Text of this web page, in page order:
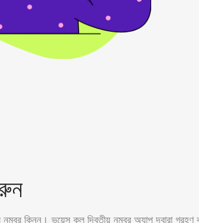
কিনুন। ভয়েস কল দ্বিতীয় নম্বর অ্যাপ দ্বারা গ্রহণ